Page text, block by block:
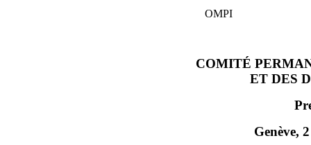
OMPI
COMITÉ
ET DES
Genève,